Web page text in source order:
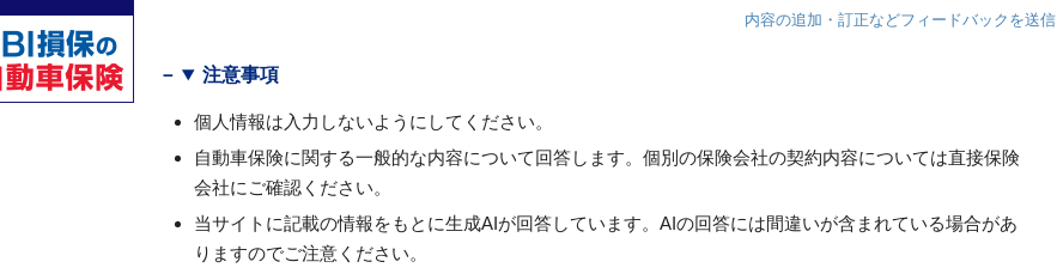
内容の追加・訂正などフィードバックを送信
注意事項
個人情報は入力しないようにしてください。
自動車保険に関する一般的な内容について回答します。個別の保険会社の契約内容については直接保険
会社にご確認ください。
当サイトに記載の情報をもとに生成AIが回答しています。AIの回答には間違いが含まれている場合があ
りますのでご注意ください。